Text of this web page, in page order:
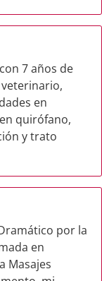
7 años de
en
quirófano,
y trato
por la
en
Masajes